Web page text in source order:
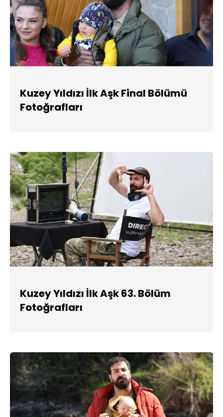
Kuzey Yıldızı İlk Aşk Final Bölümü
Fotoğrafları
Kuzey Yıldızı İlk Aşk 63. Bölüm
Fotoğrafları